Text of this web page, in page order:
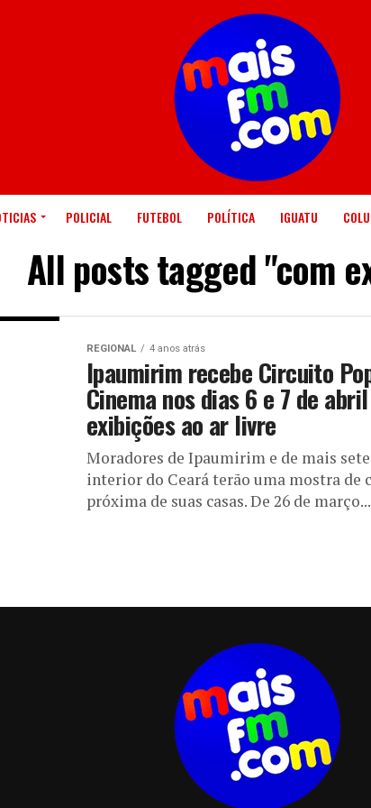
POLICIAL FUTEBOL POLÍTICA IGUATU
All posts tagged "com
REGIONAL 4 anos atrás
Ipaumirim recebe Circuito
Cinema nos dias 6 e 7 de
exibições ao ar livre
Moradores de Ipaumirim e de mais
interior do Ceará terão uma mostra de
próxima de suas casas. De 26 de março...